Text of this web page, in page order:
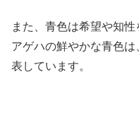
また、青色は希望や知
アゲハの鮮やかな青色
表しています。